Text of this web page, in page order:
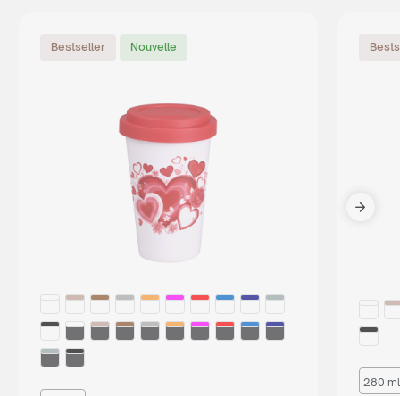
Bestseller Nouvelle
280 ml